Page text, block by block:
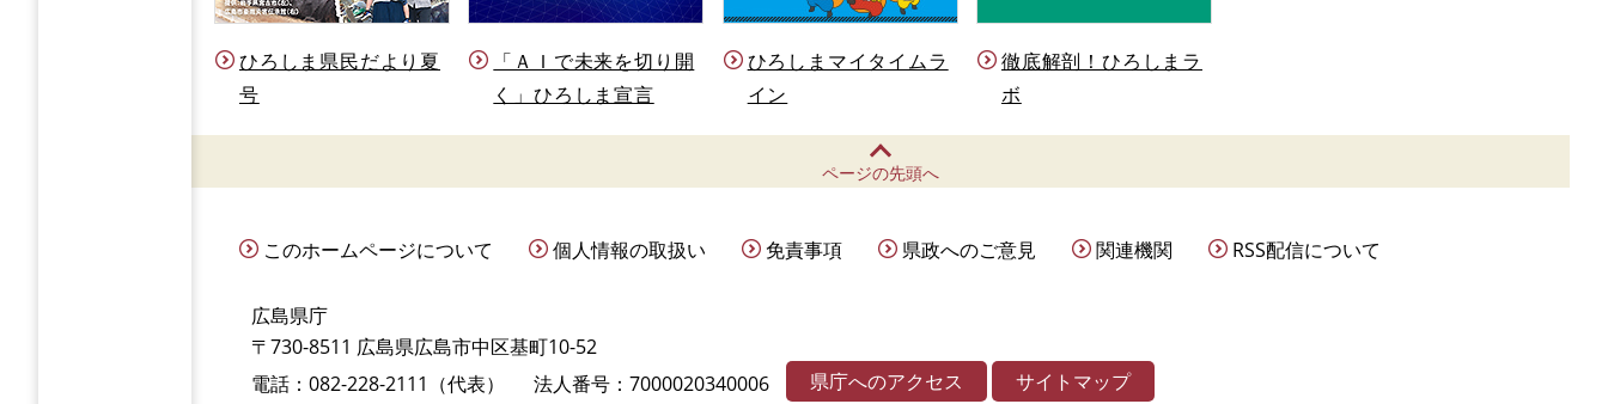
ひろしま県民だより夏
号
「ＡＩで未来を切り開
く」ひろしま宣言
ひろしまマイタイムラ
イン
徹底解剖！ひろしまラ
ボ
ページの先頭へ
このホームページについて 個人情報の取扱い 免責事項 県政へのご意見 関連機関 RSS配信について
広島県庁
〒730-8511 広島県広島市中区基町10-52
電話：082-228-2111（代表）
法人番号：7000020340006 県庁へのアクセス サイトマップ